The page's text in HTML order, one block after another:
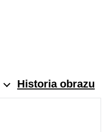
Historia obrazu